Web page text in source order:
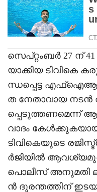
സെപ്റ്റംബർ 27 ന്
യാക്കിയ ടിവികെ
ന്ധപ്പെട്ട
ത നേതാവായ
പ്പെടുത്തണമെന്ന്
വാദം
ടിവികെയുടെ
ർജിയിൽ
പൊലീസ് അനുമതി
ൻ ദുരന്തത്തിന്